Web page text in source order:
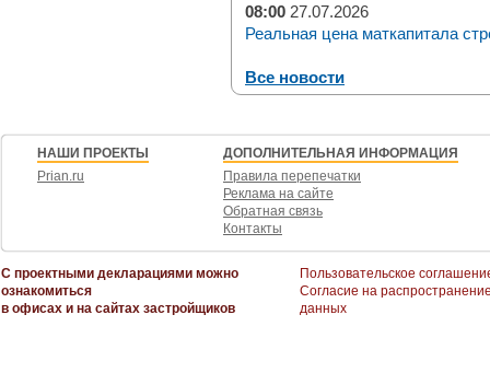
08:00 27.07.2026
Реальная цена маткапитала
Все новости
НАШИ ПРОЕКТЫ
Prian.ru
ДОПОЛНИТЕЛЬНАЯ ИНФОРМАЦИЯ
Правила перепечатки
Реклама на сайте
Обратная связь
Контакты
С проектными декларациями можно
ознакомиться
в офисах и на сайтах застройщиков
Пользовательское
Согласие на
данных